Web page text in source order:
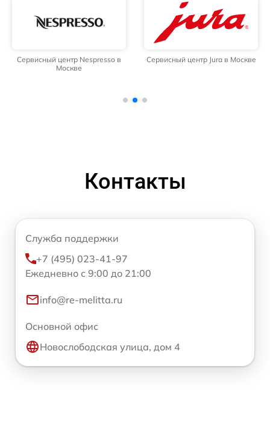
Сервисный центр Nespresso в
Москве
Сервисный центр Jura в Москве
Контакты
Служба поддержки
+7 (495) 023-41-97
Ежедневно с 9:00 до 21:00
info@re-melitta.ru
Основной офис
Новослободская улица, дом 4